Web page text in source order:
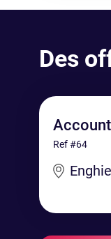
Des
Ref #64